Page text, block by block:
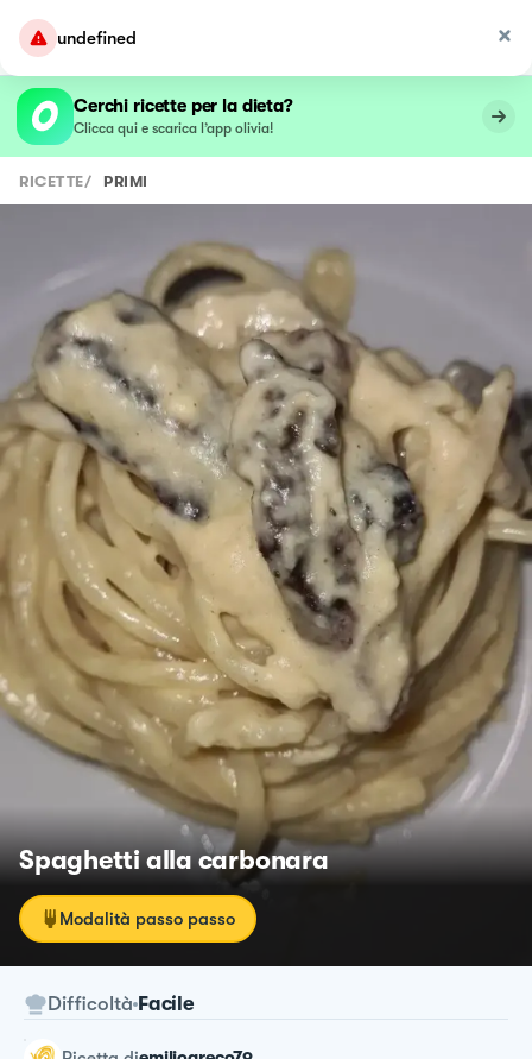
undefined
Cerchi ricette per la dieta?
Clicca qui e scarica l’app olivia!
RICETTE/ PRIMI
Spaghetti alla carbonara
Modalità passo passo
Difficoltà Facile